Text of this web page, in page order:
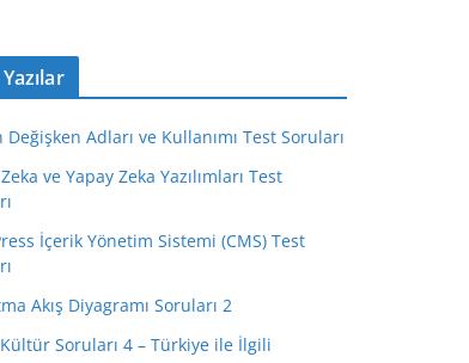
Değişken Adları ve Kullanımı Test Soruları
ve Yapay Zeka Yazılımları Test
İçerik Yönetim Sistemi (CMS) Test
Akış Diyagramı Soruları 2
Soruları 4 – Türkiye ile İlgili